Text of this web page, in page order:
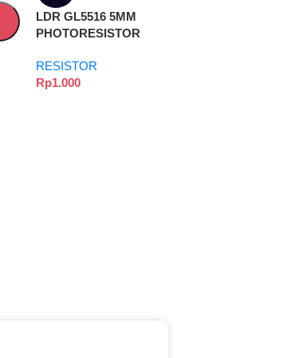
LDR GL5516 5MM
PHOTORESISTOR
5516
RESISTOR
Rp1.000